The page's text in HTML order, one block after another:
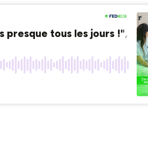
presque tous les jours !",